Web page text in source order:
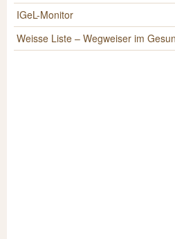
IGeL-Monitor
Weisse Liste – Wegweiser im